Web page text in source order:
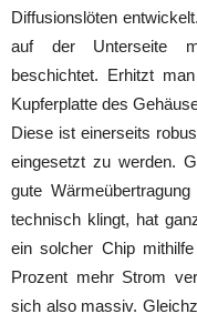
Diffusionslöten
auf der Unterseite
beschichtet. Erhitzt
Kupferplatte des
Diese ist einerseits
eingesetzt zu werden.
gute
technisch klingt, hat
ein solcher Chip
Prozent mehr Strom
sich also massiv.